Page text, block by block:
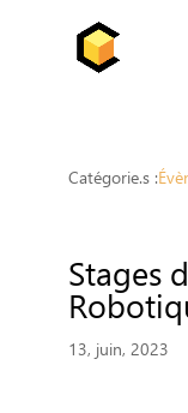
Catégorie.s :
Stages
13, juin, 2023